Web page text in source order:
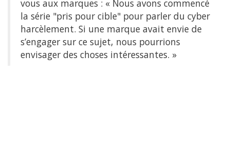
vous aux marques : « Nous avons commencé
la série "pris pour cible" pour parler du cyber
harcèlement. Si une marque avait envie de
s’engager sur ce sujet, nous pourrions
envisager des choses intéressantes. »